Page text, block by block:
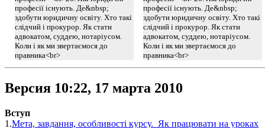
професії існують. Де&nbsp;
здобути юридичну освіту. Хто такі
слідчий і прокурор. Як стати
адвокатом, суддею, нотаріусом.
Коли і як ми звертаємося до
правника<br>
професії існують. Де&nbsp;
здобути юридичну освіту. Хто такі
слідчий і прокурор. Як стати
адвокатом, суддею, нотаріусом.
Коли і як ми звертаємося до
правника<br>
Версия 10:22, 17 марта 2010
Вступ
1.Мета, завдання, особливості курсу. Як працювати на уроках